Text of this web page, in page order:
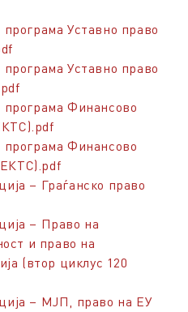
Уставно право
Уставно право
програма Финансово
програма Финансово
ЕКТС).pdf
– Граѓанско право
– Право на
и право на
(втор циклус 120
– МЈП, право на ЕУ